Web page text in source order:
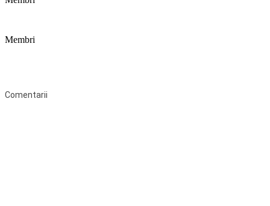
Membri
Comentarii